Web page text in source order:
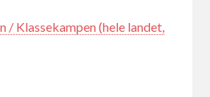
Klassekampen (hele landet,